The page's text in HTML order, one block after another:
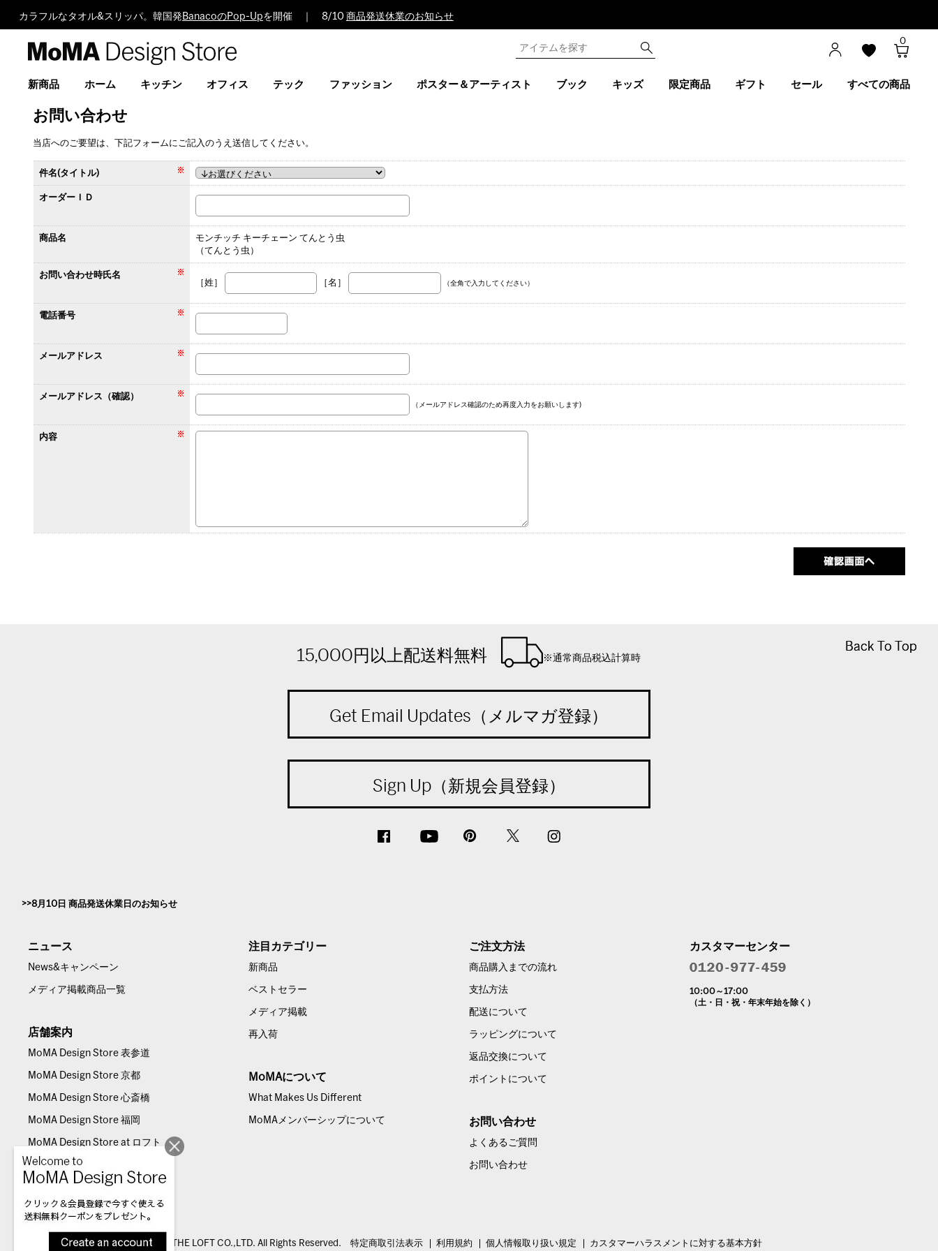
カラフルなタオル&スリッパ。韓国発 BanacoのPop-Upを開催 ｜ 8/10 商品発送休業のお知らせ
Design
0
新商品 ホーム キッチン オフィス テック ファッション ポスター＆アーティスト ブック キッズ 限定商品 ギフト セール すべての商品
お問い合わせ
当店へのご要望は、下記フォームにご記入のうえ送信してください。
件名(タイトル)
オーダーＩＤ
商品名
モンチッチ キーチェーン てんとう虫
（てんとう虫）
お問い合わせ時氏名
［姓］
［名］ （全角で入力してください）
電話番号
メールアドレス
メールアドレス（確認）
（メールアドレス確認のため再度入力をお願いします)
内容
Back To Top
Back To Top
15,000円以上配送料無料 ※通常商品税込計算時
Get Email Updates（メルマガ登録）
Sign Up（新規会員登録）
8月10日 商品発送休業日のお知らせ
ニュース
News&キャンペーン
メディア掲載商品一覧
店舗案内
MoMA Design Store 表参道
MoMA Design Store 京都
MoMA Design Store 心斎橋
MoMA Design Store 福岡
MoMA Design Store at ロフト
注目カテゴリー
新商品
ベストセラー
メディア掲載
再入荷
MoMAについて
What Makes Us Different
MoMAメンバーシップについて
ご注文方法
商品購入までの流れ
支払方法
配送について
ラッピングについて
返品交換について
ポイントについて
お問い合わせ
よくあるご質問
お問い合わせ
カスタマーセンター
10:00～17:00
（土・日・祝・年末年始を除く）
© THE LOFT CO.,LTD. All Rights Reserved. 特定商取引法表示 利用規約 個人情報取り扱い規定 カスタマーハラスメントに対する基本方針